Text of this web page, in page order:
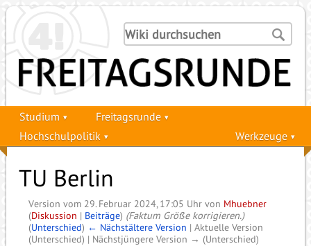
Studium
Freitagsrunde
Hochschulpolitik
Werkzeuge
TU Berlin
Version vom 29. Februar 2024, 17:05 Uhr von Mhuebner
(Diskussion | Beiträge) (Faktum Größe korrigieren.)
(Unterschied) ← Nächstältere Version | Aktuelle Version
(Unterschied) | Nächstjüngere Version → (Unterschied)